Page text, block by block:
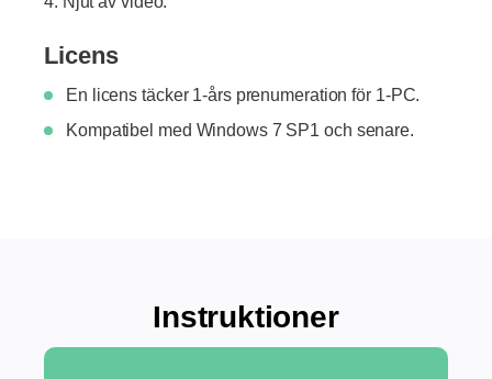
Licens
En licens täcker 1-års prenumeration för 1-PC.
Kompatibel med Windows 7 SP1 och senare.
Instruktioner